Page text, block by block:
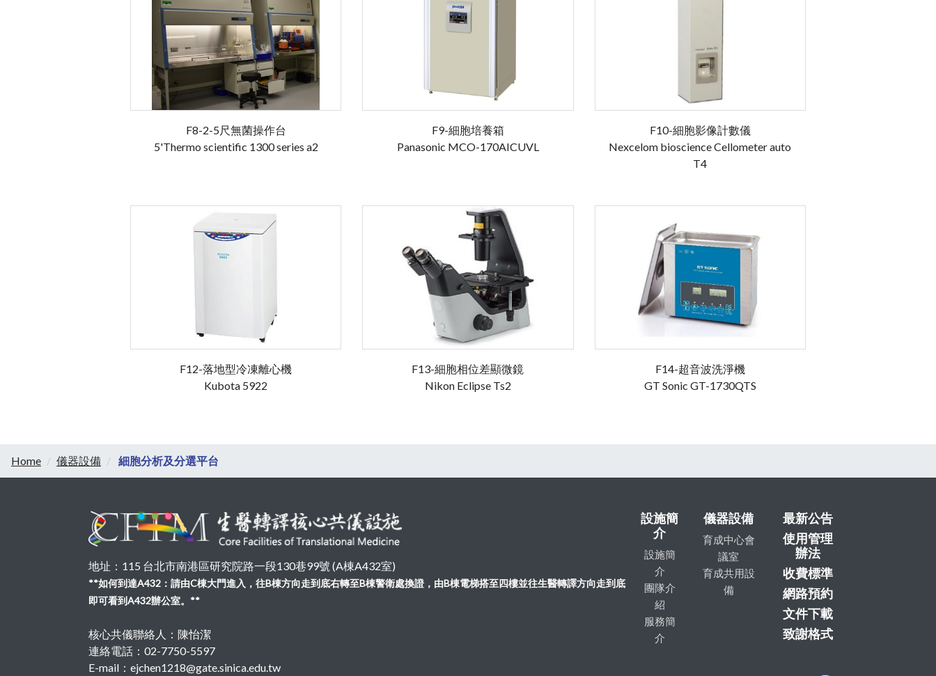
F8-2-5尺無菌操作台
5'Thermo scientific 1300 series a2
F9-細胞培養箱
Panasonic MCO-170AICUVL
F10-細胞影像計數儀
Nexcelom bioscience Cellometer auto
T4
F12-落地型冷凍離心機
Kubota 5922
F13-細胞相位差顯微鏡
Nikon Eclipse Ts2
F14-超音波洗淨機
GT Sonic GT-1730QTS
Home 儀器設備 細胞分析及分選平台
地址：115 台北市南港區研究院路一段130巷99號 (A棟A432室)
**如何到達A432：請由C棟大門進入，往B棟方向走到底右轉至B棟警衛處換證，由B棟電梯搭至四樓並往生醫轉譯方向走到底
即可看到A432辦公室。**
核心共儀聯絡人：陳怡潔
連絡電話：02-7750-5597
E-mail：ejchen1218@gate.sinica.edu.tw
設施簡
介
設施簡
介
團隊介
紹
服務簡
介
儀器設備
育成中心會
議室
育成共用設
備
最新公告
使用管理
辦法
收費標準
網路預約
文件下載
致謝格式